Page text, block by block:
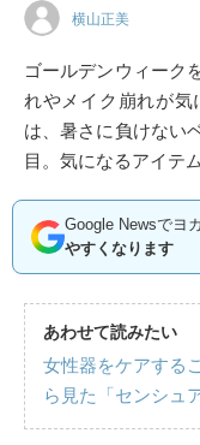
横山正美
ゴールデンウィーク
れやメイク崩れが
は、暑さに負けない
目。気になるアイテ
Google Newsでヨ
やすくなります
あわせて読みたい
女性器をケアする
ら見た「センシュ